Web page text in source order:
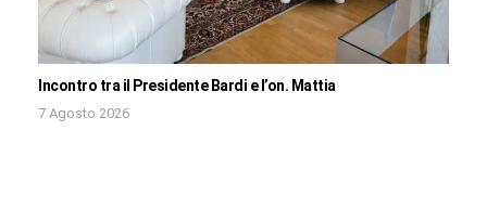
Incontro tra il Presidente Bardi e l’on. Mattia
7 Agosto 2026